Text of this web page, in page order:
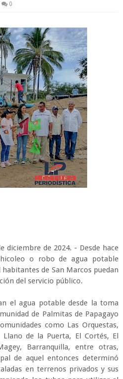
0
diciembre de 2024. - Desde hace
o robo de agua potable
de San Marcos puedan
del servicio público.
el agua potable desde la toma
de Palmitas de Papagayo
como Las Orquestas,
Llano de la Puerta, El Cortés, El
Barranquilla, entre otras,
de aquel entonces determinó
en terrenos privados y sus